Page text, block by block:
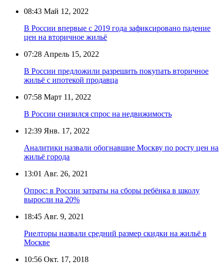
08:43 Май 12, 2022
В России впервые с 2019 года зафиксировано падение
цен на вторичное жильё
07:28 Апрель 15, 2022
В России предложили разрешить покупать вторичное
жильё с ипотекой продавца
07:58 Март 11, 2022
В России снизился спрос на недвижимость
12:39 Янв. 17, 2022
Аналитики назвали обогнавшие Москву по росту цен на
жильё города
13:01 Авг. 26, 2021
Опрос: в России затраты на сборы ребёнка в школу
выросли на 20%
18:45 Авг. 9, 2021
Риелторы назвали средний размер скидки на жильё в
Москве
10:56 Окт. 17, 2018